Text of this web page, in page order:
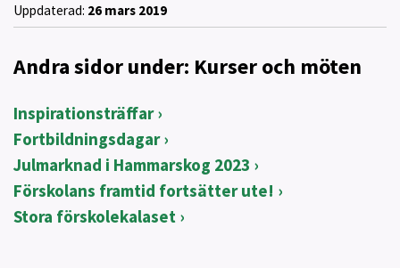
Uppdaterad: 26 mars 2019
Andra sidor under: Kurser och möten
Inspirationsträffar
Fortbildningsdagar
Julmarknad i Hammarskog 2023
Förskolans framtid fortsätter ute!
Stora förskolekalaset